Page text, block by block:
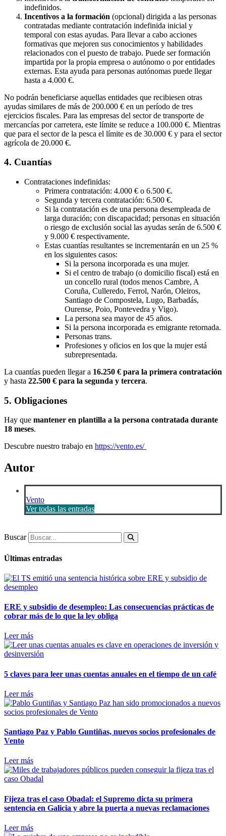
indefinidos.
Incentivos a la formación (opcional) dirigida a las personas
contratadas mediante contratación indefinida inicial y
temporal con estas ayudas. Para llevar a cabo acciones
formativas que mejoren sus conocimientos y habilidades
relacionados con el puesto de trabajo. Puede ser formación
impartida por la propia empresa o autónomo o por entidades
externas. Esta ayuda para personas autónomas puede llegar
hasta a 4.000 €.
No podrán beneficiarse aquellas entidades que recibiesen otras
ayudas similares de más de 200.000 € en un período de tres
ejercicios fiscales. Para las empresas del sector de transporte de
mercancías por carretera, este límite se reduce a 100.000 €. Mientras
que para el sector de la pesca el límite es de 30.000 € y para el sector
agrícola de 20.000 €.
4. Cuantías
Contrataciones indefinidas:
Primera contratación: 4.000 € o 6.500 €.
Segunda y tercera contratación: 6.500 €.
Si la contratación es de una persona desempleada de
larga duración; con discapacidad; personas en situación
o riesgo de exclusión social las ayudas serán de 6.500 €
y 9.000 € respectivamente.
Estas cuantías resultantes se incrementarán en un 25 %
en los siguientes casos:
Si la persona incorporada es una mujer.
Si el centro de trabajo (o domicilio fiscal) está en
un concello rural (todos menos Cambre, A
Coruña, Culleredo, Ferrol, Narón, Oleiros,
Santiago de Compostela, Lugo, Barbadás,
Ourense, Poio, Pontevedra y Vigo).
La persona sea mayor de 45 años.
Si la persona incorporada es emigrante retornada.
Personas trans.
Profesiones y oficios en los que la mujer está
subrepresentada.
La cuantías pueden llegar a 16.250 € para la primera contratación
y hasta 22.500 € para la segunda y tercera.
5. Obligaciones
Hay que mantener en plantilla a la persona contratada durante
18 meses.
Descubre nuestro trabajo en https://vento.es/
Autor
Vento
Ver todas las entradas
Buscar
Últimas entradas
ERE y subsidio de desempleo: Las consecuencias prácticas de
cobrar más de lo que la ley obliga
Leer más
5 claves para leer unas cuentas anuales en el tiempo de un café
Leer más
Santiago Paz y Pablo Guntiñas, nuevos socios profesionales de
Vento
Leer más
Fijeza tras el caso Obadal: el Supremo dicta su primera
sentencia en Galicia y abre la puerta a nuevas reclamaciones
Leer más